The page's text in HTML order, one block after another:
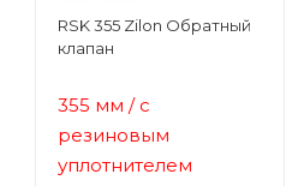
RSK 355 Zilon Обратный
клапан
355 мм / с
резиновым
уплотнителем